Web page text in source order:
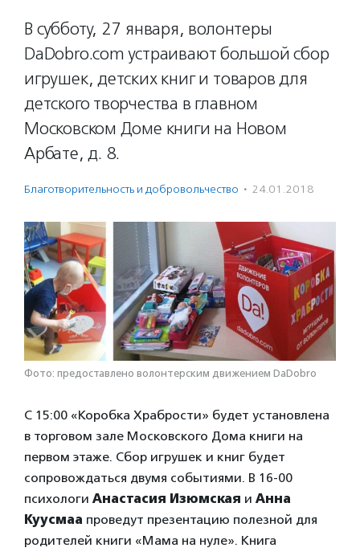
В субботу, 27 января, волонтеры
DaDobro.com устраивают большой сбор
игрушек, детских книг и товаров для
детского творчества в главном
Московском Доме книги на Новом
Арбате, д. 8.
Благотвори­тель­ность и доброволь­чест­во · 24.01.2018
Фото: предоставлено волонтерским движением DaDobro
С 15:00 «Коробка Храбрости» будет установлена
в торговом зале Московского Дома книги на
первом этаже. Сбор игрушек и книг будет
сопровождаться двумя событиями. В 16-00
психологи Анастасия Изюмская и Анна
Куусмаа проведут презентацию полезной для
родителей книги «Мама на нуле». Книга